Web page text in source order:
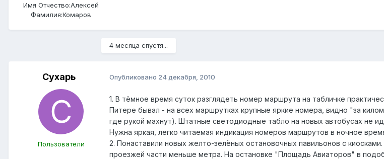
Имя Отчество:Алексей
Фамилия:Комаров
4 месяца спустя...
Сухарь
Пользователи
Опубликовано 24 декабря, 2010
1. В тёмное время суток разглядеть номер маршрута на табличке
Питере бывал - на всех маршрутках крупные яркие номера, видно "за
где рукой махнут). Штатные светодиодные табло на новых автобусах не
Нужна яркая, легко читаемая индикация номеров маршрутов в ночное
2. Понаставили новых желто-зелёных остановочных павильонов с
проезжей части меньше метра. На остановке "Площадь Авиаторов" в